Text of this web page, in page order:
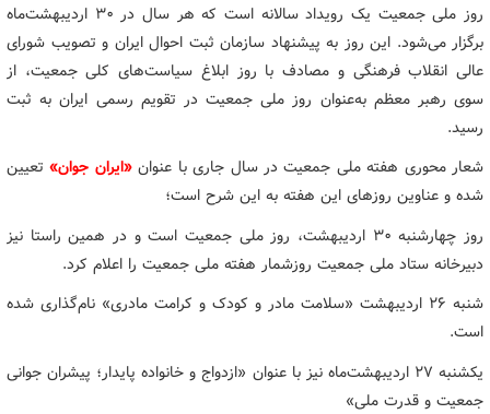
روز ملی جمعیت یک رویداد سالانه است که هر سال در ۳۰ اردیبهشت‌ماه
برگزار می‌شود. این روز به پیشنهاد سازمان ثبت احوال ایران و تصویب شورای
عالی انقلاب فرهنگی و مصادف با روز ابلاغ سیاست‌های کلی جمعیت، از
سوی رهبر معظم به‌عنوان روز ملی جمعیت در تقویم رسمی ایران به ثبت
رسید.
شعار محوری هفته ملی جمعیت در سال جاری با عنوان«ایران جوان»تعیین
شده و عناوین روزهای این هفته به این شرح است؛
روز چهارشنبه 30 اردیبهشت، روز ملی جمعیت است و در همین راستا نیز
دبیرخانه ستاد ملی جمعیت روزشمار هفته ملی جمعیت را اعلام کرد.
شنبه 26 اردیبهشت «سلامت مادر و کودک و کرامت مادری» نام‌گذاری شده
است.
یکشنبه 27 اردیبهشت‌ماه نیز با عنوان «ازدواج و خانواده پایدار؛ پیشران جوانی
جمعیت و قدرت ملی»